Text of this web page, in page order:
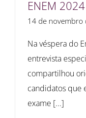
ENEM
14 de novembro
Na véspera do
entrevista
compartilhou
candidatos que
exame [...]